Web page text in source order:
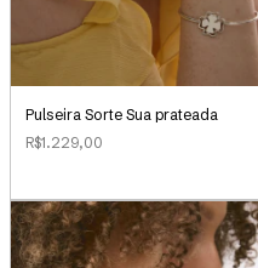
Pulseira Sorte Sua prateada
R$1.229,00